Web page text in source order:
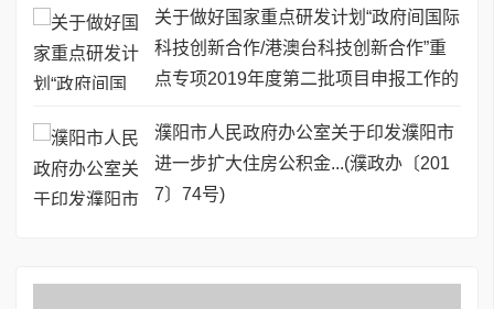
关于做好国家重点研发计划“政府间国际
科技创新合作/港澳台科技创新合作”重
点专项2019年度第二批项目申报工作的
濮阳市人民政府办公室关于印发濮阳市
进一步扩大住房公积金...(濮政办〔201
7〕74号)